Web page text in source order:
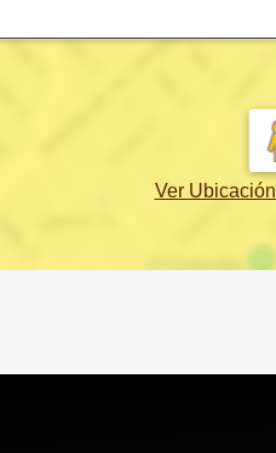
Ver Ubicación